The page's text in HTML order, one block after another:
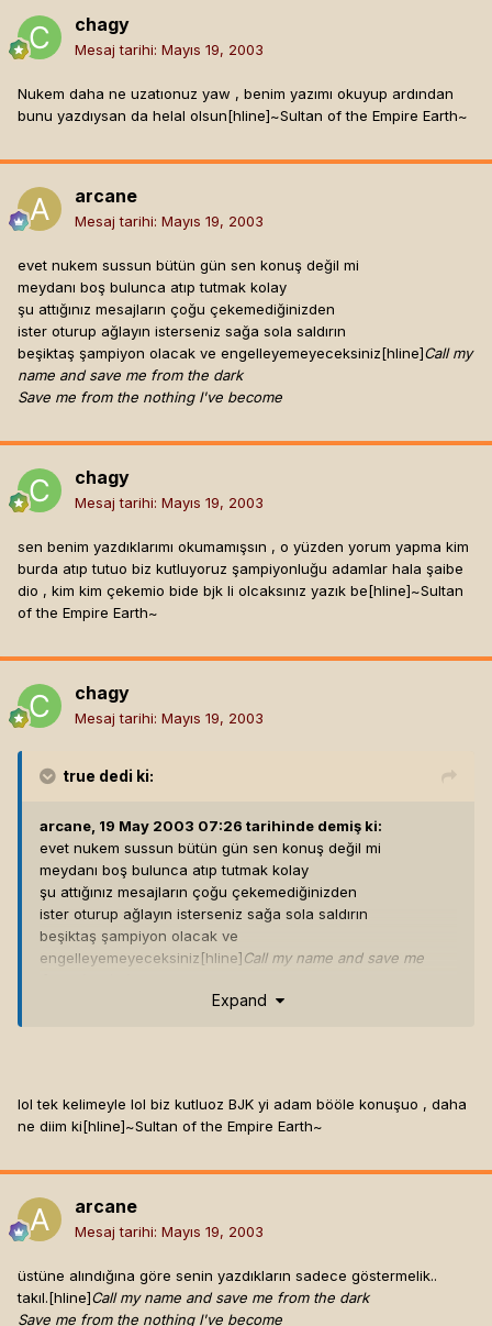
chagy
Mesaj tarihi: Mayıs 19, 2003
Nukem daha ne uzatıonuz yaw , benim yazımı okuyup ardından
bunu yazdıysan da helal olsun[hline]~Sultan of the Empire Earth~
arcane
Mesaj tarihi: Mayıs 19, 2003
evet nukem sussun bütün gün sen konuş değil mi
meydanı boş bulunca atıp tutmak kolay
şu attığınız mesajların çoğu çekemediğinizden
ister oturup ağlayın isterseniz sağa sola saldırın
beşiktaş şampiyon olacak ve engelleyemeyeceksiniz[hline]Call my
name and save me from the dark
Save me from the nothing I've become
chagy
Mesaj tarihi: Mayıs 19, 2003
sen benim yazdıklarımı okumamışsın , o yüzden yorum yapma kim
burda atıp tutuo biz kutluyoruz şampiyonluğu adamlar hala şaibe
dio , kim kim çekemio bide bjk li olcaksınız yazık be[hline]~Sultan
of the Empire Earth~
chagy
Mesaj tarihi: Mayıs 19, 2003
true dedi ki:
arcane, 19 May 2003 07:26 tarihinde demiş ki:
evet nukem sussun bütün gün sen konuş değil mi
meydanı boş bulunca atıp tutmak kolay
şu attığınız mesajların çoğu çekemediğinizden
ister oturup ağlayın isterseniz sağa sola saldırın
beşiktaş şampiyon olacak ve
engelleyemeyeceksiniz[hline]Call my name and save me
Save me from the nothing I've become
Expand
lol tek kelimeyle lol biz kutluoz BJK yi adam bööle konuşuo , daha
ne diim ki[hline]~Sultan of the Empire Earth~
arcane
Mesaj tarihi: Mayıs 19, 2003
üstüne alındığına göre senin yazdıkların sadece göstermelik..
takıl.[hline]Call my name and save me from the dark
Save me from the nothing I've become